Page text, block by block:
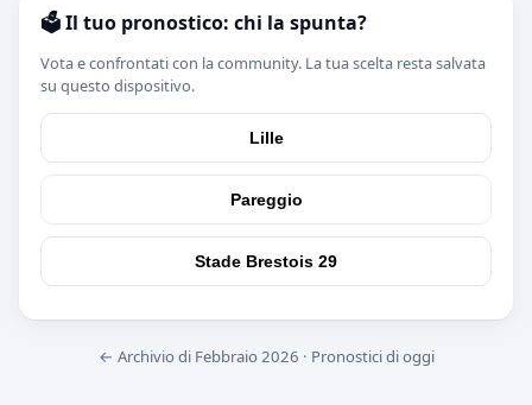
🗳️ Il tuo pronostico: chi la spunta?
Vota e confrontati con la community. La tua scelta resta salvata
su questo dispositivo.
Lille
Pareggio
Stade Brestois 29
← Archivio di Febbraio 2026 · Pronostici di oggi